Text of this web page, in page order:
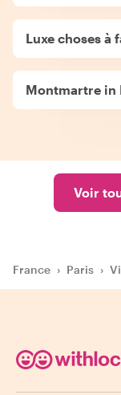
Luxe choses à
Montmartre in
Voir
France › Paris ›